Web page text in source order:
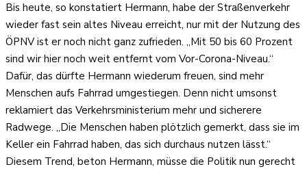
Bis heute, so konstatiert Hermann, habe der Straßenverkehr
wieder fast sein altes Niveau erreicht, nur mit der Nutzung des
ÖPNV ist er noch nicht ganz zufrieden. „Mit 50 bis 60 Prozent
sind wir hier noch weit entfernt vom Vor-Corona-Niveau.“
Dafür, das dürfte Hermann wiederum freuen, sind mehr
Menschen aufs Fahrrad umgestiegen. Denn nicht umsonst
reklamiert das Verkehrsministerium mehr und sicherere
Radwege. „Die Menschen haben plötzlich gemerkt, dass sie im
Keller ein Fahrrad haben, das sich durchaus nutzen lässt.“
Diesem Trend, beton Hermann, müsse die Politik nun gerecht